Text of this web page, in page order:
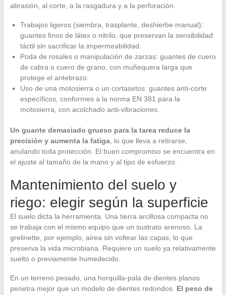
abrasión, al corte, a la rasgadura y a la perforación.
Trabajos ligeros (siembra, trasplante, deshierbe manual):
guantes finos de látex o nitrilo, que preservan la sensibilidad
táctil sin sacrificar la impermeabilidad.
Poda de rosales o manipulación de zarzas: guantes de cuero
de cabra o cuero de grano, con muñequera larga que
protege el antebrazo.
Uso de una motosierra o un cortasetos: guantes anti-corte
específicos, conformes a la norma EN 381 para la
motosierra, con acolchado anti-vibraciones.
Un guante demasiado grueso para la tarea reduce la
precisión y aumenta la fatiga, lo que lleva a retirarse,
anulando toda protección. El buen compromiso se encuentra en
el ajuste al tamaño de la mano y al tipo de esfuerzo.
Mantenimiento del suelo y
riego: elegir según la superficie
El suelo dicta la herramienta. Una tierra arcillosa compacta no
se trabaja con el mismo equipo que un sustrato arenoso. La
grelinette, por ejemplo, airea sin voltear las capas, lo que
preserva la vida microbiana. Requiere un suelo ya relativamente
suelto o previamente humedecido.
En un terreno pesado, una horquilla-pala de dientes planos
penetra mejor que un modelo de dientes redondos. El peso de